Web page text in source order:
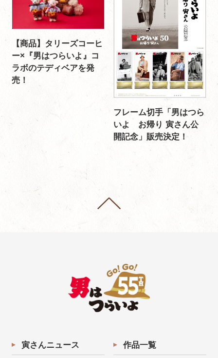
【商品】タリーズコーヒ
ー×『男はつらいよ』コ
ラボのテディベアを発
売！
フレーム切手「男はつら
いよ お帰り 寅さん公
開記念」販売決定！
寅さんニュース 作品一覧